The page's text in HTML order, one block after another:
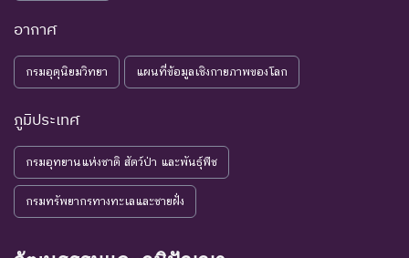
อากาศ
กรมอุตุนิยมวิทยา แผนที่ข้อมูลเชิงกายภาพของโลก
ภูมิประเทศ
กรมอุทยานแห่งชาติ สัตว์ป่า และพันธุ์พืช
กรมทรัพยากรทางทะเลและชายฝั่ง